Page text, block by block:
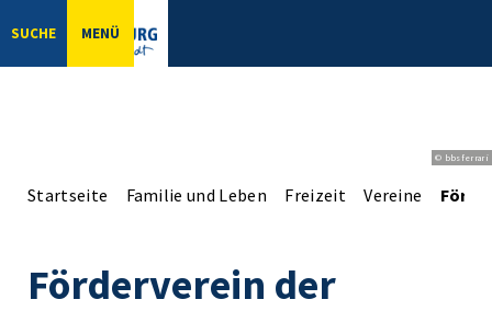
SUCHE MENÜ
© bbsferrari
Startseite Familie und Leben Freizeit Vereine
Förderverein der